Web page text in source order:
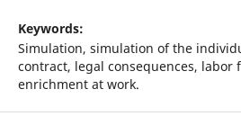
Keywords:
Simulation, simulation of the
contract, legal consequences, labor
enrichment at work.